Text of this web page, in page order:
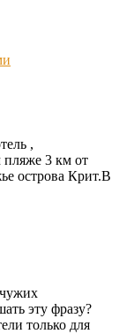
,
пляже 3 км от
острова Крит.В
эту фразу?
только для